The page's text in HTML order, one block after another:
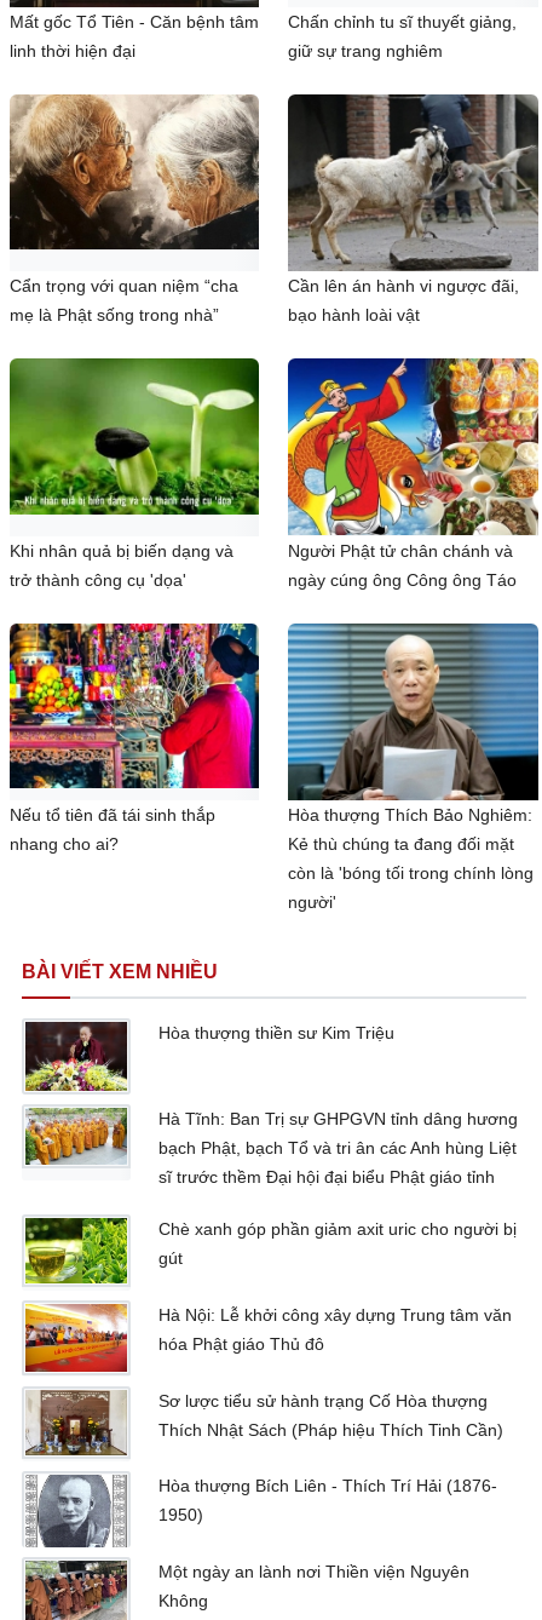
Mất gốc Tổ Tiên - Căn bệnh tâm
linh thời hiện đại
Chấn chỉnh tu sĩ thuyết giảng,
giữ sự trang nghiêm
Cẩn trọng với quan niệm “cha
mẹ là Phật sống trong nhà”
Cần lên án hành vi ngược đãi,
bạo hành loài vật
Khi nhân quả bị biến dạng và
trở thành công cụ 'dọa'
Người Phật tử chân chánh và
ngày cúng ông Công ông Táo
Nếu tổ tiên đã tái sinh thắp
nhang cho ai?
Hòa thượng Thích Bảo Nghiêm:
Kẻ thù chúng ta đang đối mặt
còn là 'bóng tối trong chính lòng
người'
BÀI VIẾT XEM NHIỀU
Hòa thượng thiền sư Kim Triệu
Hà Tĩnh: Ban Trị sự GHPGVN tỉnh dâng hương
bạch Phật, bạch Tổ và tri ân các Anh hùng Liệt
sĩ trước thềm Đại hội đại biểu Phật giáo tỉnh
Chè xanh góp phần giảm axit uric cho người bị
gút
Hà Nội: Lễ khởi công xây dựng Trung tâm văn
hóa Phật giáo Thủ đô
Sơ lược tiểu sử hành trạng Cố Hòa thượng
Thích Nhật Sách (Pháp hiệu Thích Tinh Cần)
Hòa thượng Bích Liên - Thích Trí Hải (1876-
1950)
Một ngày an lành nơi Thiền viện Nguyên
Không